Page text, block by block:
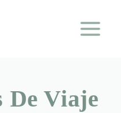
De Viaje